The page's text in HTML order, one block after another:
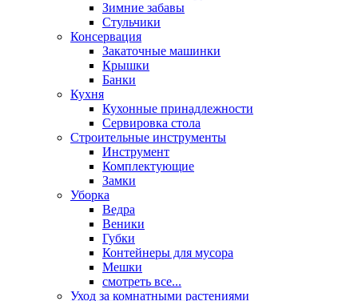
Зимние забавы
Стульчики
Консервация
Закаточные машинки
Крышки
Банки
Кухня
Кухонные принадлежности
Сервировка стола
Строительные инструменты
Инструмент
Комплектующие
Замки
Уборка
Ведра
Веники
Губки
Контейнеры для мусора
Мешки
смотреть все...
Уход за комнатными растениями